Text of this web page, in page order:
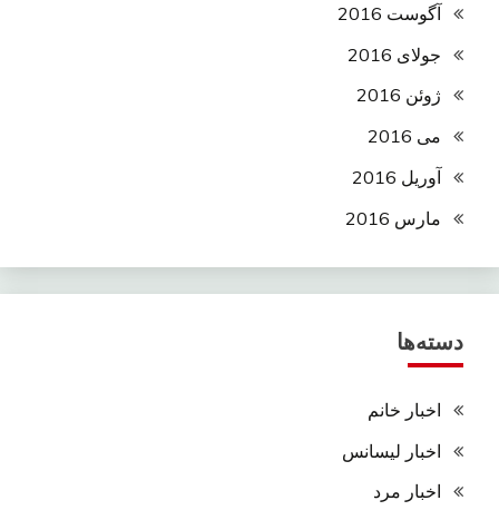
آگوست 2016
جولای 2016
ژوئن 2016
می 2016
آوریل 2016
مارس 2016
دسته‌ها
اخبار خانم
اخبار لیسانس
اخبار مرد